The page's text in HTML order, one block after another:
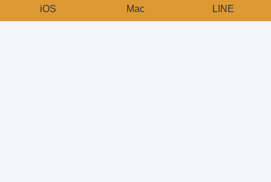
iOS Mac LINE